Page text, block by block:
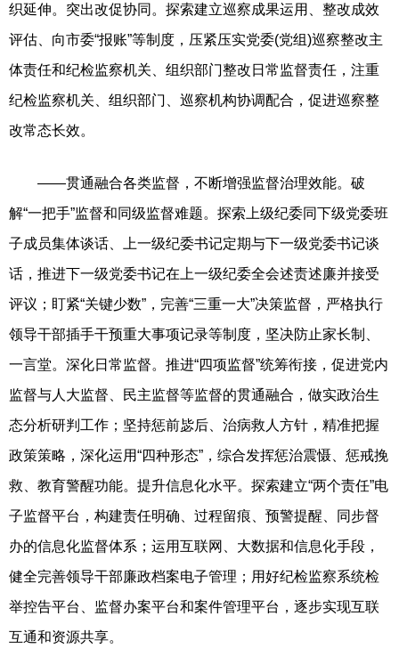
织延伸。突出改促协同。探索建立巡察成果运用、整改成效
评估、向市委“报账”等制度，压紧压实党委(党组)巡察整改主
体责任和纪检监察机关、组织部门整改日常监督责任，注重
纪检监察机关、组织部门、巡察机构协调配合，促进巡察整
改常态长效。
——贯通融合各类监督，不断增强监督治理效能。破
解“一把手”监督和同级监督难题。探索上级纪委同下级党委班
子成员集体谈话、上一级纪委书记定期与下一级党委书记谈
话，推进下一级党委书记在上一级纪委全会述责述廉并接受
评议；盯紧“关键少数”，完善“三重一大”决策监督，严格执行
领导干部插手干预重大事项记录等制度，坚决防止家长制、
一言堂。深化日常监督。推进“四项监督”统筹衔接，促进党内
监督与人大监督、民主监督等监督的贯通融合，做实政治生
态分析研判工作；坚持惩前毖后、治病救人方针，精准把握
政策策略，深化运用“四种形态”，综合发挥惩治震慑、惩戒挽
救、教育警醒功能。提升信息化水平。探索建立“两个责任”电
子监督平台，构建责任明确、过程留痕、预警提醒、同步督
办的信息化监督体系；运用互联网、大数据和信息化手段，
健全完善领导干部廉政档案电子管理；用好纪检监察系统检
举控告平台、监督办案平台和案件管理平台，逐步实现互联
互通和资源共享。